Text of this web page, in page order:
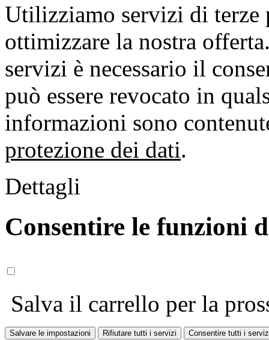
Utilizziamo servizi di terze
ottimizzare la nostra
servizi è necessario il
può essere revocato in
informazioni sono
protezione dei dati.
Dettagli
Consentire le funzioni
Salva il carrello per la
Salvare le impostazioni Rifiutare tutti i servizi Consentire tutti i